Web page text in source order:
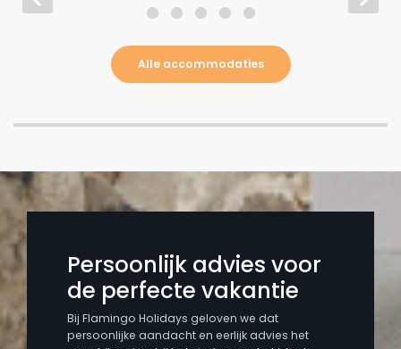
Alle accommodaties
Persoonlijk advies voor
de perfecte vakantie
Bij Flamingo Holidays geloven we dat
persoonlijke aandacht en eerlijk advies het